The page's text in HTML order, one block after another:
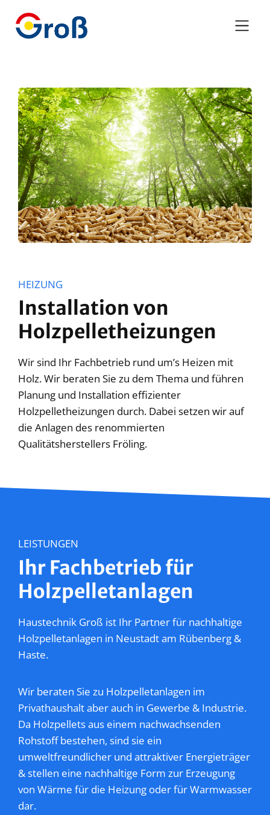
HEIZUNG
Installation von
Holzpelletheizungen
Wir sind Ihr Fachbetrieb rund um’s Heizen mit
Holz. Wir beraten Sie zu dem Thema und führen
Planung und Installation effizienter
Holzpelletheizungen durch. Dabei setzen wir auf
die Anlagen des renommierten
Qualitätsherstellers Fröling.
LEISTUNGEN
Ihr Fachbetrieb für
Holzpelletanlagen
Haustechnik Groß ist Ihr Partner für nachhaltige
Holzpelletanlagen in Neustadt am Rübenberg &
Haste.
Wir beraten Sie zu Holzpelletanlagen im
Privathaushalt aber auch in Gewerbe & Industrie.
Da Holzpellets aus einem nachwachsenden
Rohstoff bestehen, sind sie ein
umweltfreundlicher und attraktiver Energieträger
& stellen eine nachhaltige Form zur Erzeugung
von Wärme für die Heizung oder für Warmwasser
dar.